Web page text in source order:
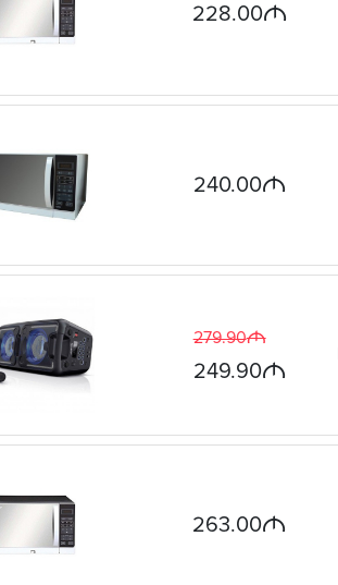
228.00M
240.00M
279.90M
249.90M
263.00M